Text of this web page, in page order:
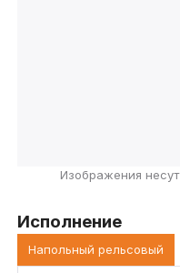
Изображения
Исполнение
Напольный рельсовый